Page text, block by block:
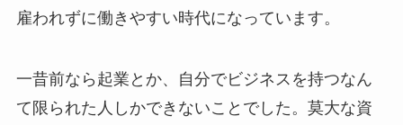
雇われずに働きやすい時代になっています。
一昔前なら起業とか、自分でビジネスを持つなん
て限られた人しかできないことでした。莫大な資